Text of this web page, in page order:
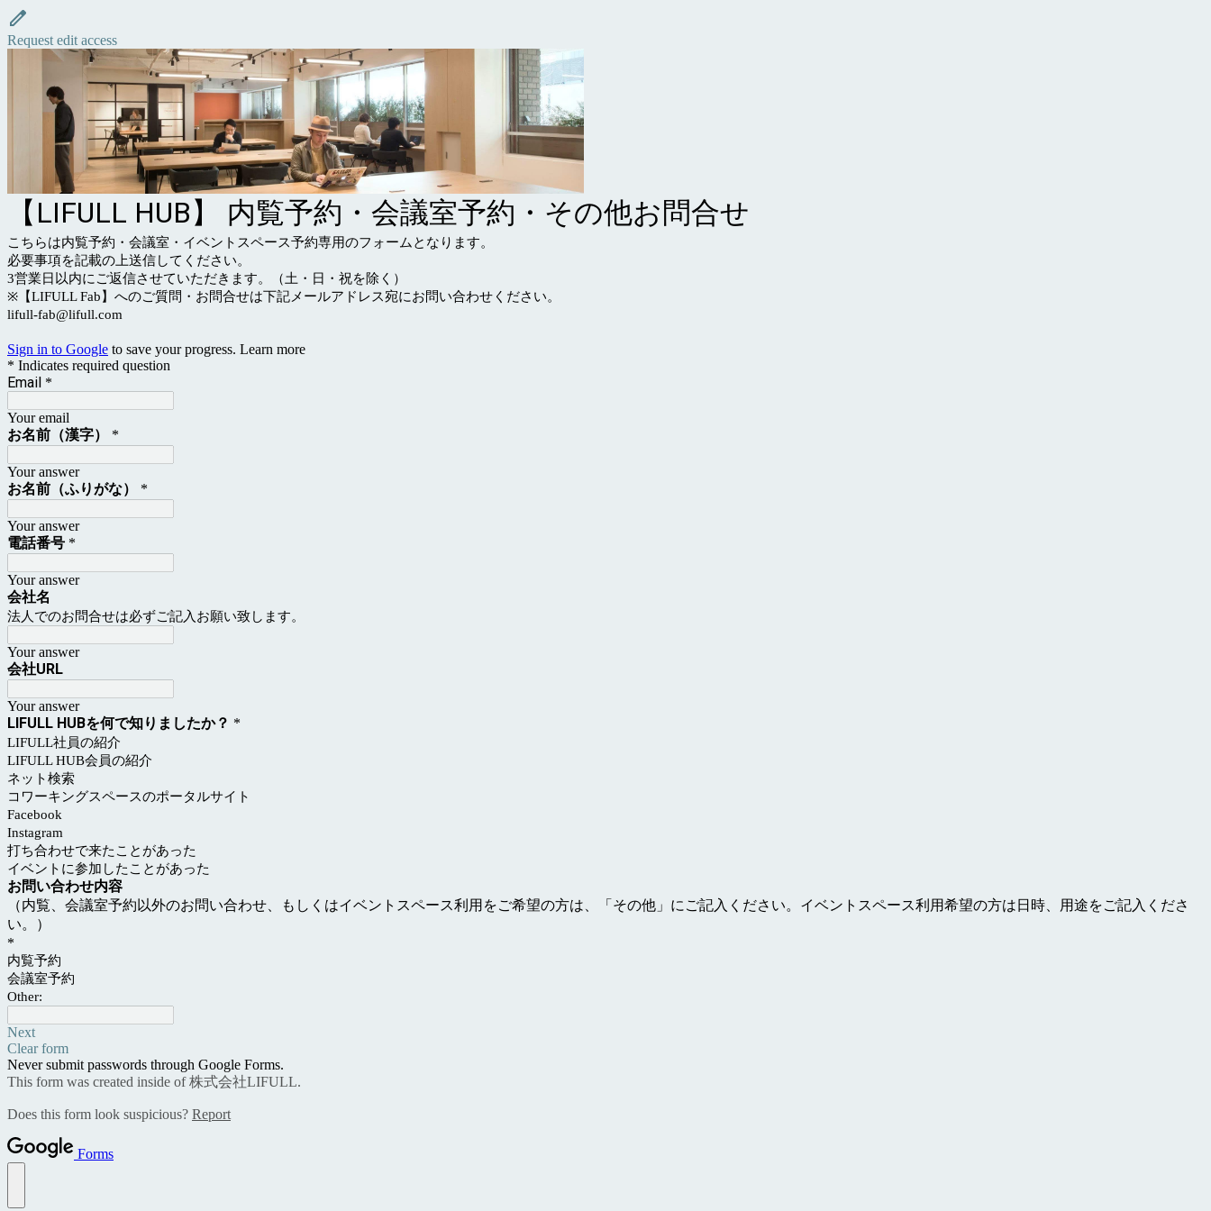
Request edit access
【LIFULL HUB】 内覧予約・会議室予約・その他お問合せ
こちらは内覧予約・会議室・イベントスペース予約専用のフォームとなります。
必要事項を記載の上送信してください。
3営業日以内にご返信させていただきます。（土・日・祝を除く）
※【LIFULL Fab】へのご質問・お問合せは下記メールアドレス宛にお問い合わせください。
lifull-fab@lifull.com
Sign in to Google to save your progress. Learn more
* Indicates required question
Email *
Your email
お名前（漢字） *
Your answer
お名前（ふりがな） *
Your answer
電話番号 *
Your answer
会社名
法人でのお問合せは必ずご記入お願い致します。
Your answer
会社URL
Your answer
LIFULL HUBを何で知りましたか？ *
LIFULL社員の紹介
LIFULL HUB会員の紹介
ネット検索
コワーキングスペースのポータルサイト
Facebook
Instagram
打ち合わせで来たことがあった
イベントに参加したことがあった
お問い合わせ内容
（内覧、会議室予約以外のお問い合わせ、もしくはイベントスペース利用をご希望の方は、「その他」にご記入ください。イベントスペース利用希望の方は日時、用途をご記入くださ
い。）
*
内覧予約
会議室予約
Other:
Next
Clear form
Never submit passwords through Google Forms.
This form was created inside of 株式会社LIFULL.
Does this form look suspicious? Report
Forms